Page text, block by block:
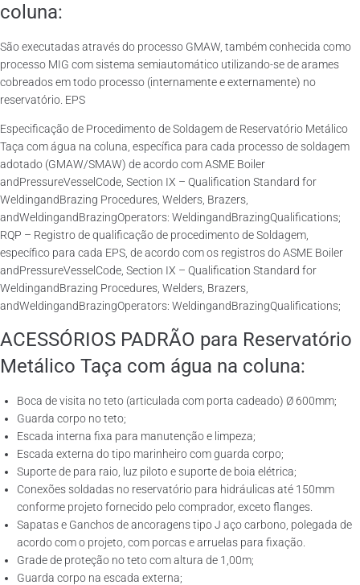
coluna:
São executadas através do processo GMAW, também conhecida como
processo MIG com sistema semiautomático utilizando-se de arames
cobreados em todo processo (internamente e externamente) no
reservatório. EPS
Especificação de Procedimento de Soldagem de Reservatório Metálico
Taça com água na coluna, específica para cada processo de soldagem
adotado (GMAW/SMAW) de acordo com ASME Boiler
andPressureVesselCode, Section IX – Qualification Standard for
WeldingandBrazing Procedures, Welders, Brazers,
andWeldingandBrazingOperators: WeldingandBrazingQualifications;
RQP – Registro de qualificação de procedimento de Soldagem,
específico para cada EPS, de acordo com os registros do ASME Boiler
andPressureVesselCode, Section IX – Qualification Standard for
WeldingandBrazing Procedures, Welders, Brazers,
andWeldingandBrazingOperators: WeldingandBrazingQualifications;
ACESSÓRIOS PADRÃO para Reservatório
Metálico Taça com água na coluna:
Boca de visita no teto (articulada com porta cadeado) Ø 600mm;
Guarda corpo no teto;
Escada interna fixa para manutenção e limpeza;
Escada externa do tipo marinheiro com guarda corpo;
Suporte de para raio, luz piloto e suporte de boia elétrica;
Conexões soldadas no reservatório para hidráulicas até 150mm
conforme projeto fornecido pelo comprador, exceto flanges.
Sapatas e Ganchos de ancoragens tipo J aço carbono, polegada de
acordo com o projeto, com porcas e arruelas para fixação.
Grade de proteção no teto com altura de 1,00m;
Guarda corpo na escada externa;